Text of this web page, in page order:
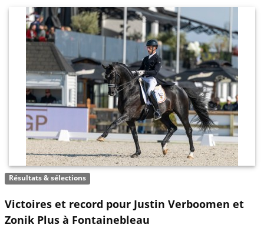
Résultats & sélections
Victoires et record pour Justin Verboomen et
Zonik Plus à Fontainebleau